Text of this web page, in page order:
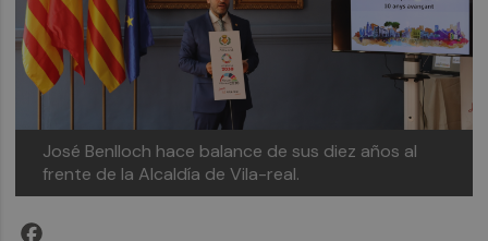
José Benlloch hace balance de sus diez años al
frente de la Alcaldía de Vila-real.